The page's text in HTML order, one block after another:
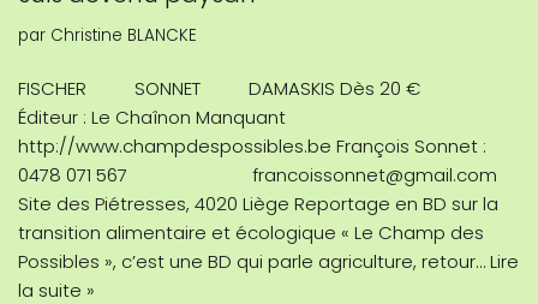
par Christine BLANCKE
FISCHER SONNET DAMASKIS Dès 20 €
Éditeur : Le Chaînon Manquant
http://www.champdespossibles.be François Sonnet :
0478 071 567 francoissonnet@gmail.com
Site des Piétresses, 4020 Liège Reportage en BD sur la
transition alimentaire et écologique « Le Champ des
Possibles », c’est une BD qui parle agriculture, retour…Lire
la suite »